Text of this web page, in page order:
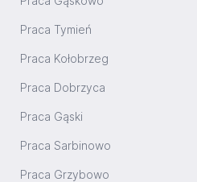
Praca Tymień
Praca Kołobrzeg
Praca Dobrzyca
Praca Gąski
Praca Sarbinowo
Praca Grzybowo